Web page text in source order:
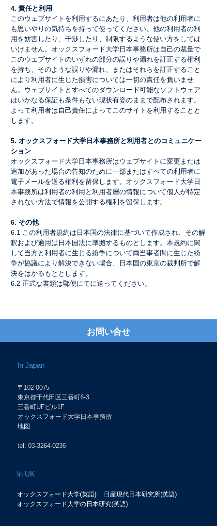
4. 責任と利用
このウェブサイトを利用するにあたり、利用者は他の利用者に
も思いやりの気持ちを持って使ってください。他の利用者の利
用を妨害したり、干渉したり、制限するような使い方をしては
いけません。オックスフォード大学日本事務所は自己の裁量で
このウェブサイトのいずれの部分の誤りや漏れを訂正する権利
を持ち、そのような誤りや漏れ、またはそれらを訂正すること
により利用者に生じた損害については一切の責任を負いませ
ん。ウェブサイトとすべてのダウンロード可能なソフトウェア
はいかなる保証も条件もない現状有姿のままで配布されます。
よって利用者は自己責任によってこのサイトを利用することと
します。
5. オックスフォード大学日本事務所と利用者とのコミュニケー
ション
オックスフォード大学日本事務所はウェブサイトに変更または
追加があった場合の告知のために一部またはすべての利用者に
電子メールを送る権利を留保します。オックスフォード大学日
本事務所は利用者の利用と利用者層の情報について個人が特定
されない方法で情報を公開する権利を留保します。
6. その他
6.1 この利用者規約は日本国の法律に基づいて作成され、その解
釈および適用は日本国法に準拠するものとします。本規約に関
して当方と利用者に生じる紛争について両当事者間に生じた紛
争が協議により解決できない場合、日本国の東京の裁判所で解
決をはかるもととします。
6.2 正式な書類は郵便にてに送ってください。
お問い合せ
In Japan
〒102-0075
東京都千代田区三番町6-3
三番町UFビル1F
オックスフォード大学日本事務所
地図
tel: 03-3264-0236
In UK
オックスフォード大学(英語)
日産現代日本研究所(英語)
オックスフォード大学の日本研究(英語)